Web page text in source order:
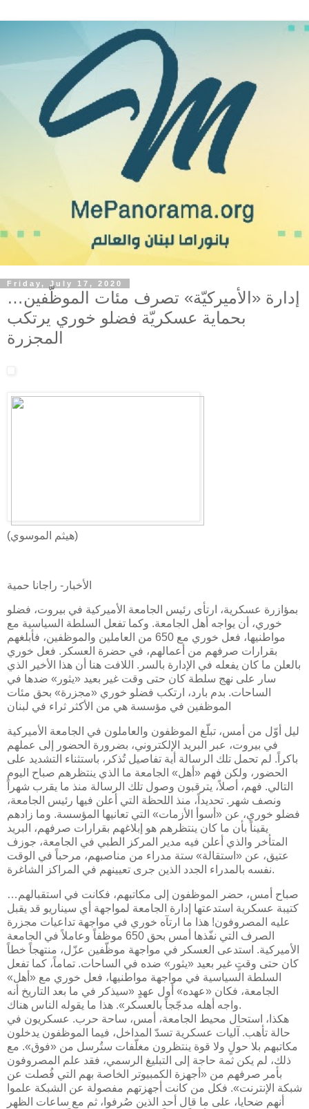
Friday, July 17, 2020
إدارة «الأميركيّة» تصرف مئات الموظّفين…
بحماية عسكريّة فضلو خوري يرتكب
المجزرة
(هيثم الموسوي)
الأخبار- راجانا حمية
بمؤازرة عسكرية، ارتأى رئيس الجامعة الأميركية في بيروت، فضلو
خوري، أن يواجه أهل الجامعة. وكما تفعل السلطة السياسية مع
مواطنيها، فعل خوري مع 650 من العاملين والموظفين، فأبلغهم
بقرارات صرفهم من أعمالهم، في حضرة العسكر. فعل خوري
بالعلن ما كان يفعله في الإدارة بالسر. اللافت هنا أن هذا الأخير الذي
سار على نهج سلطة كان حتى وقت غير بعيد «يثور» ضدها في
الساحات. بدم بارد، ارتكب فضلو خوري «مجزرة» بحق مئات
الموظفين في مؤسسة هي من الأكثر ثراء في لبنان
ليل أوّل من أمس، تبلّغ الموظفون والعاملون في الجامعة الأميركية
في بيروت، عبر البريد الإلكتروني، بضرورة الحضور إلى عملهم
باكراً. لم تحمل تلك الرسالة أية تفاصيل تُذكر، باستثناء التشديد على
الحضور، ولكن فهم «أهل» الجامعة ما الذي ينتظرهم صباح اليوم
التالي. فهم، أصلاً، يترقبون وصول تلك الرسالة منذ ما يقرب شهراً
ونصف شهر. تحديداً، منذ اللحظة التي أعلن فيها رئيس الجامعة،
فضلو خوري، عن «أسوأ الأزمات» التي تعانيها المؤسسة. وما زادهم
يقيناً بأن ما كان ينتظرهم هو إبلاغهم بقرارات صرفهم، البريد
المتأخر والذي أعلن فيه مدير المركز الطبي في الجامعة، جوزف
عتيق، عن «استقالة» ستة مدراء من مناصبهم، مرحباً في الوقت
نفسه بالمدراء الجدد الذين جرى تعيينهم في المراكز الشاغرة.
صباح أمس، حضر الموظفون إلى مكاتبهم، فكانت في استقبالهم…
كتيبة عسكرية استدعتها إدارة الجامعة لمواجهة أي سيناريو قد يقبل
عليه المصروفون! هذا ما ارتآه خوري في مواجهة تداعيات مجزرة
الصرف التي نفّذها أمس بحق 650 موظفاً وعاملاً في الجامعة
الأميركية. استدعى العسكر في مواجهة موظّفين عزّل، منتهجاً خطاً
كان حتى وقتٍ غير بعيد «يثور» ضده في الساحات. تماماً، كما تفعل
السلطة السياسية في مواجهة مواطنيها، فعل خوري مع «أهل»
الجامعة، فكان «عهده» أول عهدٍ «سيذكر في ما بعد التاريخ أنه
واجه أهله مدجّجاً بالعسكر». هذا ما يقوله الناس هناك.
هكذا، استحال محيط الجامعة، أمس، ساحة حرب. عسكريون في
حالة تأهب. آليات عسكرية تسدّ المداخل، فيما الموظفون يدخلون
مكاتبهم بلا حولٍ ولا قوة ينتظرون مغلّفات ستُرسل من «فوق». مع
ذلك، لم يكن ثمة حاجة إلى التبليغ الرسمي، فقد علم المصروفون
بأمر صرفهم من «أجهزة الكمبيوتر الخاصة بهم التي فُصلت عن
شبكة الإنترنت». فكل من كانت أجهزتهم مفصولة عن الشبكة علموا
أنهم ضحايا، على ما قال أحد الذين صُرفوا، ثم مع ساعات الظهر